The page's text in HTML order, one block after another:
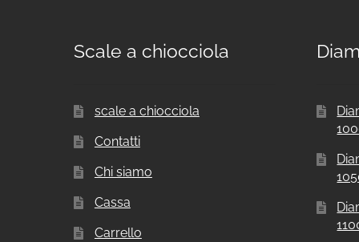
Scale a chiocciola
scale a chiocciola
Contatti
Chi siamo
Cassa
Carrello